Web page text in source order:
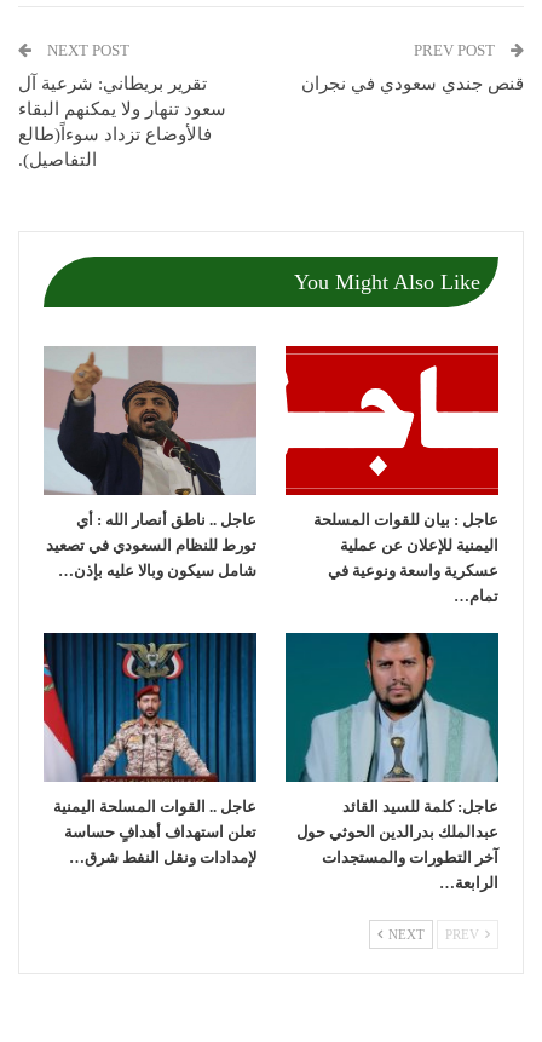
قنص جندي سعودي في نجران
NEXT POST
تقرير بريطاني: شرعية آل
سعود تنهار ولا يمكنهم البقاء
فالأوضاع تزداد سوءاً(طالع
التفاصيل).
You Might Also Like
عاجل : بيان للقوات المسلحة
اليمنية للإعلان عن عملية
عسكرية واسعة ونوعية في
تمام…
عاجل .. ناطق أنصار الله : أي
تورط للنظام السعودي في تصعيد
شامل سيكون وبالا عليه بإذن…
عاجل: كلمة للسيد القائد
عبدالملك بدرالدين الحوثي حول
آخر التطورات والمستجدات
الرابعة…
عاجل .. القوات المسلحة اليمنية
تعلن استهداف أهدافٍ حساسة
لإمدادات ونقل النفط شرق…
NEXT